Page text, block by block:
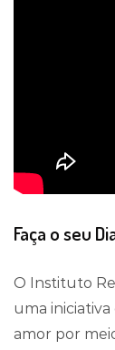
Faça o seu
O Instituto
uma
amor por